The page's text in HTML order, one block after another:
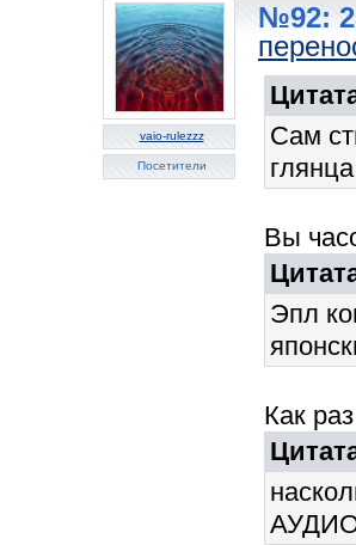
vaio-rulezzz
Посетители
№92:
Сам
Вы
Эпл
Как
АУДИО